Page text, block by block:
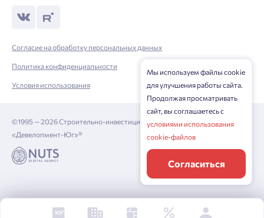
Согласие на обработку персональных данных
Политика конфиденциальности
Условия использования
©1995 — 2026 Строительно-инвестиционная корпорация
«Девелопмент-Юг»®
Мы используем файлы cookie
для улучшения работы сайта.
Продолжая просматривать
сайт, вы соглашаетесь с
условиями использования
cookie-файлов
Согласиться